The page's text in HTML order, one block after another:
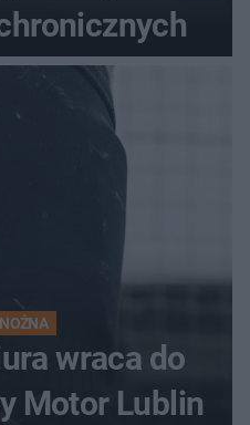
wraca do
Motor Lublin